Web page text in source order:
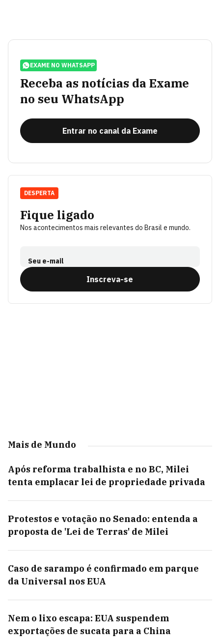
EXAME NO WHATSAPP
Receba as notícias da Exame
no seu WhatsApp
Entrar no canal da Exame
Fique ligado
Nos acontecimentos mais relevantes do Brasil e mundo.
Seu e-mail
Inscreva-se
DESPERTA
Mais de Mundo
Após reforma trabalhista e no BC, Milei
tenta emplacar lei de propriedade privada
Protestos e votação no Senado: entenda a
proposta de 'Lei de Terras' de Milei
Caso de sarampo é confirmado em parque
da Universal nos EUA
Nem o lixo escapa: EUA suspendem
exportações de sucata para a China